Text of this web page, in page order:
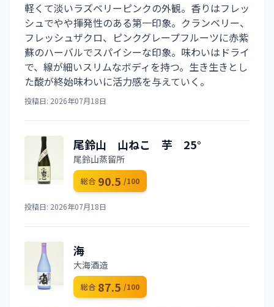
軽くて淡いラズベリーピンクの外観。香りはフレッ
シュでやや揮発性のある第一印象。クランベリー、
フレッシュザクロ、ピンクグレープフルーツに赤紫
蘇のハーバルでスパイシーな印象。味わいはドライ
で、線が細いスリムなボディを持つ。生き生きとし
た酸が終始味わいに活力感を与えていく。
投稿日: 2026年07月18日
尾鈴山 山ねこ 芋 25°
尾鈴山蒸留所
総合 90.5 /100
投稿日: 2026年07月18日
海
大海酒造
総合 87.5 /100